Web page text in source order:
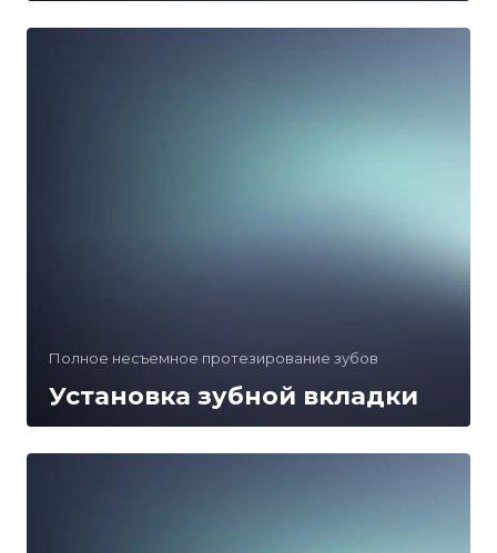
Полное несъемное протезирование зубов
Установка зубной вкладки